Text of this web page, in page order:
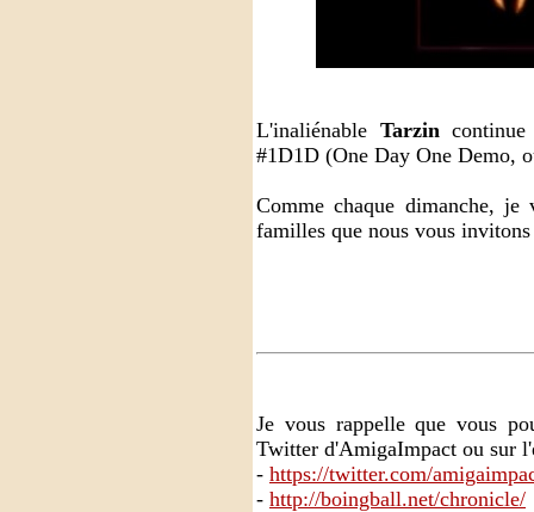
L'inaliénable Tarzincontinue
#1D1D (One Day One Demo,
Comme chaque dimanche,
familles que nous vous
Je vous rappelle que vous
Twitter d'AmigaImpact ou sur
- https://twitter.com/
- http://boingball.net/chronicle/